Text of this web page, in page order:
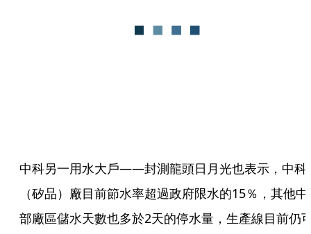
中科另一用水大戶——封測龍頭日月光也表示，中科
（矽品）廠目前節水率超過政府限水的15％，其他中
部廠區儲水天數也多於2天的停水量，生產線目前仍